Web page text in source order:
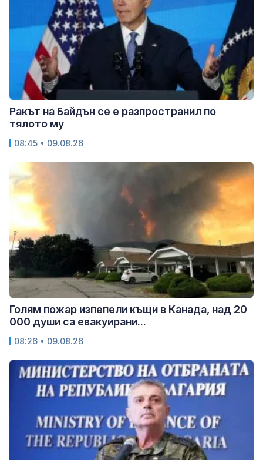
Ракът на Байдън се е разпространил по
тялото му
08:45 • 09.08.26
Голям пожар изпепели къщи в Канада, над 20
000 души са евакуирани...
08:26 • 09.08.26